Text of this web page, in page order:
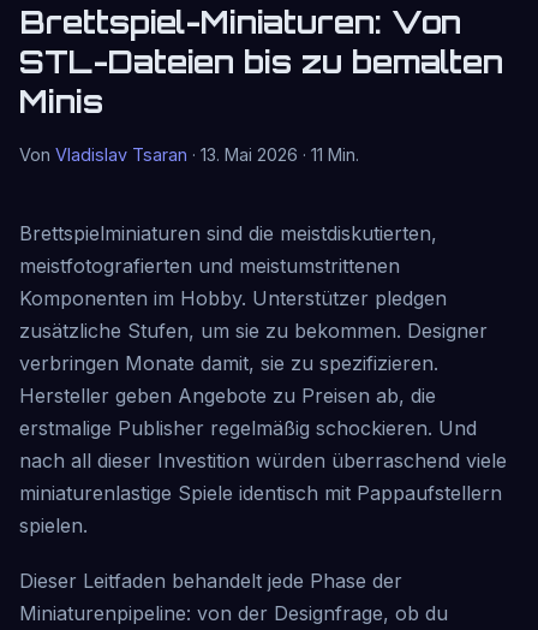
Brettspiel-Miniaturen: Von
STL-Dateien bis zu bemalten
Minis
Von Vladislav Tsaran · 13. Mai 2026 · 11 Min.
Brettspielminiaturen sind die meistdiskutierten,
meistfotografierten und meistumstrittenen
Komponenten im Hobby. Unterstützer pledgen
zusätzliche Stufen, um sie zu bekommen. Designer
verbringen Monate damit, sie zu spezifizieren.
Hersteller geben Angebote zu Preisen ab, die
erstmalige Publisher regelmäßig schockieren. Und
nach all dieser Investition würden überraschend viele
miniaturenlastige Spiele identisch mit Pappaufstellern
spielen.
Dieser Leitfaden behandelt jede Phase der
Miniaturenpipeline: von der Designfrage, ob du